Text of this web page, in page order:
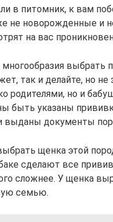
в питомник, к вам
не новорожденные и
на вас
многообразия выбрать
так и делайте, но
родителями, но и
быть указаны
выданы документы
щенка этой
сделают все
сложнее. У щенка
семью.